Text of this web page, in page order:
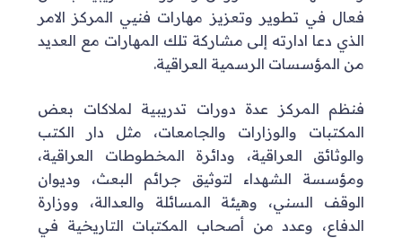
فعال في تطوير وتعزيز مهارات فنيي المركز الامر
الذي دعا ادارته إلى مشاركة تلك المهارات مع العديد
من المؤسسات الرسمية العراقية.
فنظم المركز عدة دورات تدريبية لملاكات بعض
المكتبات والوزارات والجامعات، مثل دار الكتب
والوثائق العراقية، ودائرة المخطوطات العراقية،
ومؤسسة الشهداء لتوثيق جرائم البعث، وديوان
الوقف السني، وهيئة المسائلة والعدالة، ووزارة
الدفاع، وعدد من أصحاب المكتبات التاريخية في